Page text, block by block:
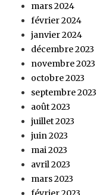
mars 2024
février 2024
janvier 2024
décembre 2023
novembre 2023
octobre 2023
septembre 2023
août 2023
juillet 2023
juin 2023
mai 2023
avril 2023
mars 2023